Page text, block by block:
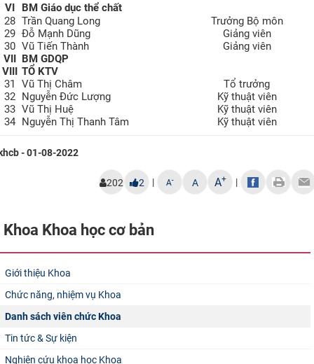
VI
BM Giáo dục thể chất
28 Trần Quang Long
Trưởng Bộ môn
29 Đỗ Mạnh Dũng
Giảng viên
30 Vũ Tiến Thành
Giảng viên
VII BM GDQP
VIII TỔ KTV
31
Vũ Thị Châm
Tổ trưởng
32 Nguyễn Đức Lượng
Kỹ thuật viên
33 Vũ Thị Huệ
Kỹ thuật viên
34 Nguyễn Thị Thanh Tâm Kỹ thuật viên
- 01-08-2022
202 2 | A- A A+ |
Khoa Khoa học cơ bản
Giới thiệu Khoa
Chức năng, nhiệm vụ Khoa
Danh sách viên chức Khoa
Tin tức & Sự kiện
Nghiên cứu khoa học Khoa